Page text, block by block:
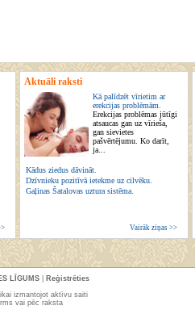
Aktuāli raksti
Kā palīdzēt vīrietim ar
erekcijas problēmām.
Erekcijas problēmas jūtīgi
atsaucas gan uz vīrieša,
gan sievietes
pašvērtējumu. Ko darīt,
ja...
Kādus ziedus dāvināt.
Dzīvnieku pozitīvā ietekme uz cilvēku.
Gaļinas Šatalovas uztura sistēma.
Vairāk ziņas >>
LĪGUMS
Reģistrēties
izmantojot aktīvu saiti
vai pēc raksta